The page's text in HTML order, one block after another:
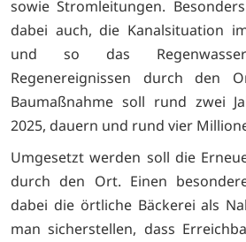
sowie Stromleitungen.
dabei auch, die Kanalsituation
und so das
Regenereignissen durch den
Baumaßnahme soll rund zwei
2025, dauern und rund vier
Umgesetzt werden soll die
durch den Ort. Einen
dabei die örtliche Bäckerei als
man sicherstellen, dass